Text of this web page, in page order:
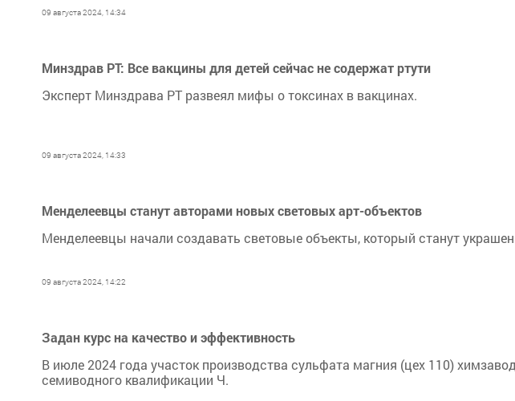
09 августа 2024, 14:34
Минздрав РТ: Все вакцины для детей сейчас не содержат ртути
Эксперт Минздрава РТ развеял мифы о токсинах в вакцинах.
09 августа 2024, 14:33
Менделеевцы станут авторами новых световых арт-объектов
Менделеевцы начали создавать световые объекты, который станут
09 августа 2024, 14:22
Задан курс на качество и эффективность
В июле 2024 года участок производства сульфата магния (цех 110)
семиводного квалификации Ч.